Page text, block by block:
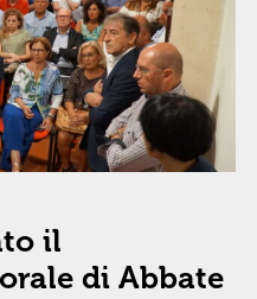
il
di Abbate